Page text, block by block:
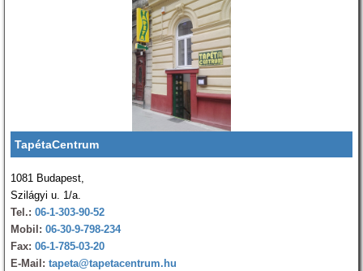
TapétaCentrum
1081 Budapest,
Szilágyi u. 1/a.
Tel.: 06-1-303-90-52
Mobil: 06-30-9-798-234
Fax: 06-1-785-03-20
E-Mail: tapeta@tapetacentrum.hu